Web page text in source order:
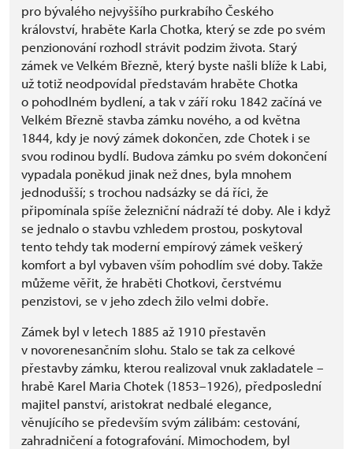
pro bývalého nejvyššího purkrabího Českého
království, hraběte Karla Chotka, který se zde po svém
penzionování rozhodl strávit podzim života. Starý
zámek ve Velkém Březně, který byste našli blíže k Labi,
už totiž neodpovídal představám hraběte Chotka
o pohodlném bydlení, a tak v září roku 1842 začíná ve
Velkém Březně stavba zámku nového, a od května
1844, kdy je nový zámek dokončen, zde Chotek i se
svou rodinou bydlí. Budova zámku po svém dokončení
vypadala poněkud jinak než dnes, byla mnohem
jednodušší; s trochou nadsázky se dá říci, že
připomínala spíše železniční nádraží té doby. Ale i když
se jednalo o stavbu vzhledem prostou, poskytoval
tento tehdy tak moderní empírový zámek veškerý
komfort a byl vybaven vším pohodlím své doby. Takže
můžeme věřit, že hraběti Chotkovi, čerstvému
penzistovi, se v jeho zdech žilo velmi dobře.
Zámek byl v letech 1885 až 1910 přestavěn
v novorenesančním slohu. Stalo se tak za celkové
přestavby zámku, kterou realizoval vnuk zakladatele –
hrabě Karel Maria Chotek (1853–1926), předposlední
majitel panství, aristokrat nedbalé elegance,
věnujícího se především svým zálibám: cestování,
zahradničení a fotografování. Mimochodem, byl